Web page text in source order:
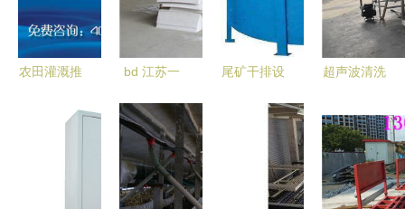
料检测的关
键指标
械设备新标
代农业
农田灌溉推
能水表 沟
bd 江苏一
理专用气浮
机设备
尾矿干排设
潍坊兴盛机
械助力云南
矿业绿色发
超声波清洗
理设备的实
际案例 水
资源专用机